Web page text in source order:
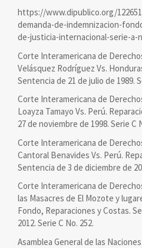
https://www.dipublico.org/
demanda-de-indemnizacion-
de-justicia-internacional-serie-a-
Corte Interamericana de
Velásquez Rodríguez Vs.
Sentencia de 21 de julio de 1989.
Corte Interamericana de
Loayza Tamayo Vs. Perú.
27 de noviembre de 1998. Serie C
Corte Interamericana de
Cantoral Benavides Vs. Perú.
Sentencia de 3 de diciembre de
Corte Interamericana de
las Masacres de El Mozote y
Fondo, Reparaciones y Costas.
2012. Serie C No. 252.
Asamblea General de las